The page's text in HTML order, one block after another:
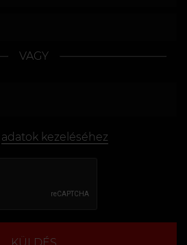
VAGY
adatok kezeléséhez